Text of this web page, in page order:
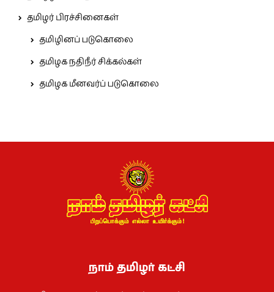
தமிழர் பிரச்சினைகள்
தமிழினப் படுகொலை
தமிழக நதிநீர் சிக்கல்கள்
தமிழக மீனவர்ப் படுகொலை
நாம் தமிழர் கட்சி